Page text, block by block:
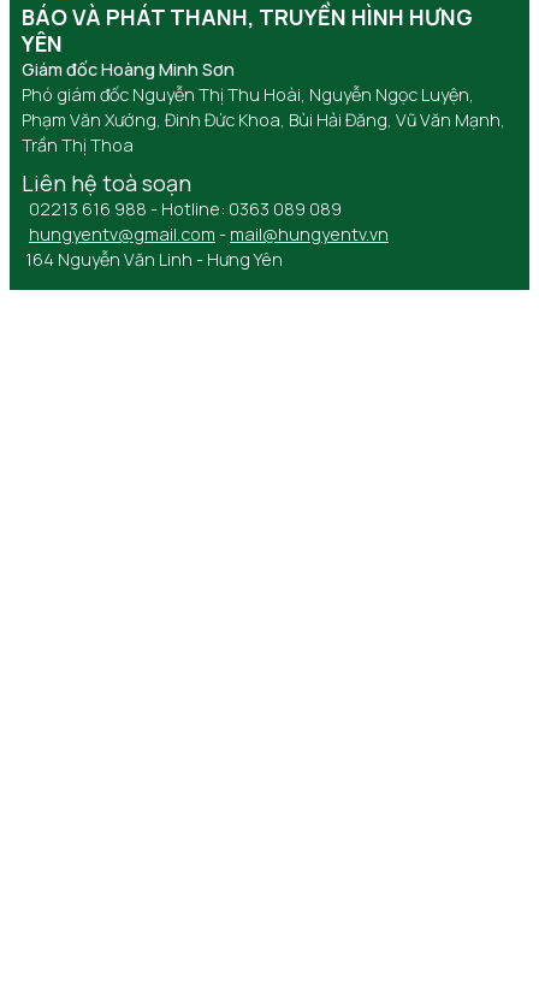
BÁO VÀ PHÁT THANH, TRUYỀN HÌNH HƯNG
YÊN
Giám đốc Hoàng Minh Sơn
Phó giám đốc Nguyễn Thị Thu Hoài, Nguyễn Ngọc Luyện,
Phạm Văn Xướng, Đinh Đức Khoa, Bùi Hải Đăng, Vũ Văn Mạnh,
Trần Thị Thoa
Liên hệ toà soạn
02213 616 988 - Hotline: 0363 089 089
hungyentv@gmail.com - mail@hungyentv.vn
164 Nguyễn Văn Linh - Hưng Yên